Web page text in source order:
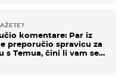
komentare: Par iz
preporučio spravicu za
s Temua, čini li vam se